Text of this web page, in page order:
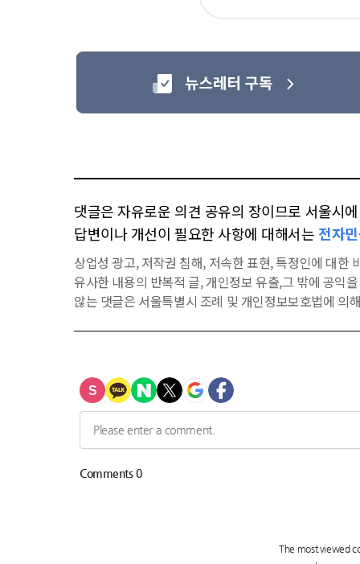
댓글은 자유로운 의견 공유의 장이므로 서울시
답변이나 개선이 필요한 사항에 대해서는 전자
상업성 광고, 저작권 침해, 저속한 표현, 특정인에 대한
유사한 내용의 반복적 글, 개인정보 유출,그 밖에 공익
않는 댓글은 서울특별시 조례 및 개인정보보호법에 의